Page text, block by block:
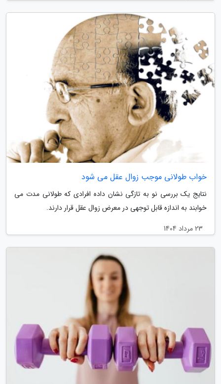
خواب طولانی موجب زوال عقل می شود
نتایج یک بررسی نو به تازگی نشان داده افرادی که طولانی مدت می
خوابند به اندازه قابل توجهی در معرض زوال عقل قرار دارند.
23 مرداد 1404